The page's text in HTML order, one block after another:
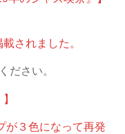
されました。
ださい。
が３色になって再発